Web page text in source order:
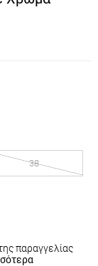
38
παραγγελίας